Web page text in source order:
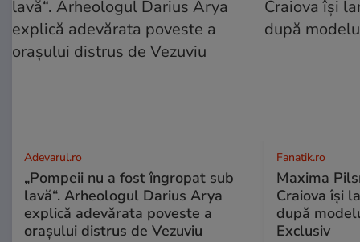
Adevarul.ro
„Pompeii nu a fost îngropat sub
lavă“. Arheologul Darius Arya
explică adevărata poveste a
orașului distrus de Vezuviu
Fanatik.ro
Maxima
Craiova își
după
Exclusiv